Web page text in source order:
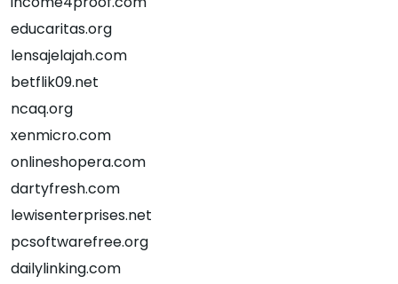
educaritas.org
lensajelajah.com
betflik09.net
ncaq.org
xenmicro.com
onlineshopera.com
dartyfresh.com
lewisenterprises.net
pcsoftwarefree.org
dailylinking.com